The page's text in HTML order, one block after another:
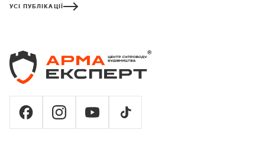
УСІ ПУБЛІКАЦІЇ